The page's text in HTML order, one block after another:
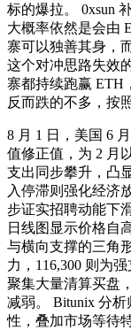
标的爆拉。 0xsun
大概率依然是会由
寨可以独善其身，
这个对冲思路失效
寨都持续跑赢 ETH
反而跌的不多，按
8 月 1 日，美国 6
值修正值，为 2 月
支出同步攀升，凸
入停滞则强化经济
步证实招聘动能下
日线图显示价格自
与横向支撑的三角
力，116,300 则为
聚集大量清算买盘
减弱。 Bitunix 分析
性，叠加市场等待